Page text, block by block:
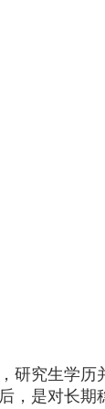
究生学历并
，是对长期